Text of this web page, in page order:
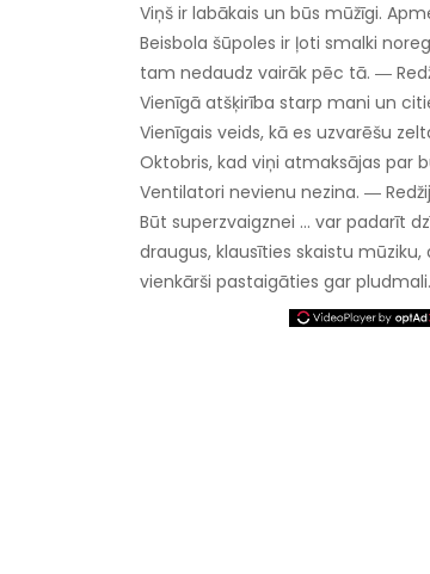
Viņš ir labākais un būs mūžīgi.
Beisbola šūpoles ir ļoti smalki
tam nedaudz vairāk pēc tā. ―
Vienīgā atšķirība starp mani un
Vienīgais veids, kā es uzvarēšu
Oktobris, kad viņi atmaksājas par
Ventilatori nevienu nezina. ―
Būt superzvaigznei ... var padarīt
draugus, klausīties skaistu
vienkārši pastaigāties gar